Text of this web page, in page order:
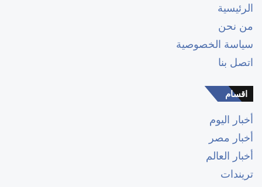
الرئيسية
من نحن
سياسة الخصوصية
اتصل بنا
اقسام
أخبار اليوم
أخبار مصر
أخبار العالم
تريندات